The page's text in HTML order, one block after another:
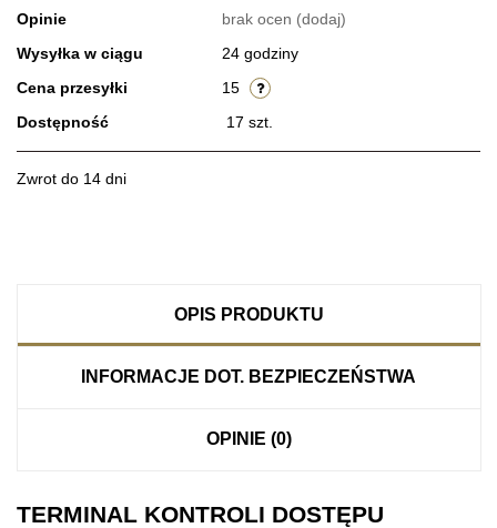
Opinie brak ocen (dodaj)
Wysyłka w ciągu
24 godziny
Cena przesyłki
15
Dostępność
17 szt.
Zwrot do 14 dni
OPIS PRODUKTU
INFORMACJE DOT. BEZPIECZEŃSTWA
OPINIE (0)
TERMINAL KONTROLI DOSTĘPU